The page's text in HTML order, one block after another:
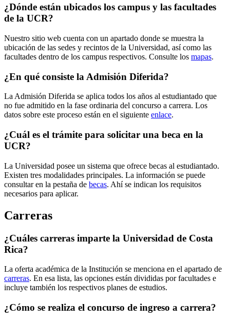
¿Dónde están ubicados los campus y las facultades
de la UCR?
Nuestro sitio web cuenta con un apartado donde se muestra la
ubicación de las sedes y recintos de la Universidad, así como las
facultades dentro de los campus respectivos. Consulte los mapas.
¿En qué consiste la Admisión Diferida?
La Admisión Diferida se aplica todos los años al estudiantado que
no fue admitido en la fase ordinaria del concurso a carrera. Los
datos sobre este proceso están en el siguiente enlace.
¿Cuál es el trámite para solicitar una beca en la
UCR?
La Universidad posee un sistema que ofrece becas al estudiantado.
Existen tres modalidades principales. La información se puede
consultar en la pestaña de becas. Ahí se indican los requisitos
necesarios para aplicar.
Carreras
¿Cuáles carreras imparte la Universidad de Costa
Rica?
La oferta académica de la Institución se menciona en el apartado de
carreras. En esa lista, las opciones están divididas por facultades e
incluye también los respectivos planes de estudios.
¿Cómo se realiza el concurso de ingreso a carrera?